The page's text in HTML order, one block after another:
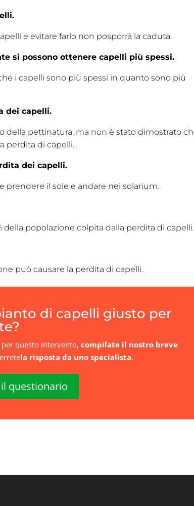
e evitare farlo non posporrà la caduta.
si possono ottenere capelli più spessi.
i capelli sono più spessi in quanto sono più
dei capelli.
della pettinatura, ma non è stato dimostrato
perdita di capelli.
dei capelli.
prendere il sole e andare nei solarium.
popolazione colpita dalla perdita di capelli.
può causare la perdita di capelli.
di capelli giusto per
per questo intervento,compilate il nostro breve
la risposta da uno specialista.
questionario